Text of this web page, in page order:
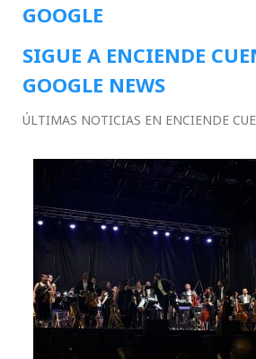
GOOGLE
SIGUE A ENCIENDE
GOOGLE NEWS
ÚLTIMAS NOTICIAS EN ENCIENDE